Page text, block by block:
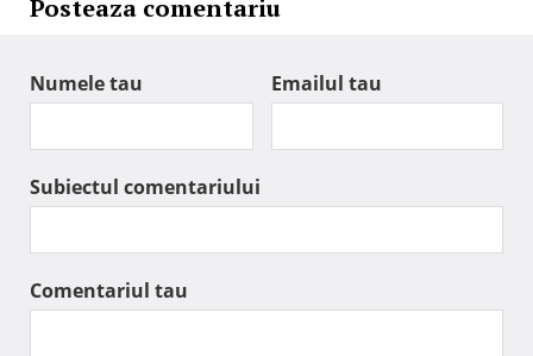
Posteaza comentariu
Numele tau Emailul tau
Subiectul comentariului
Comentariul tau